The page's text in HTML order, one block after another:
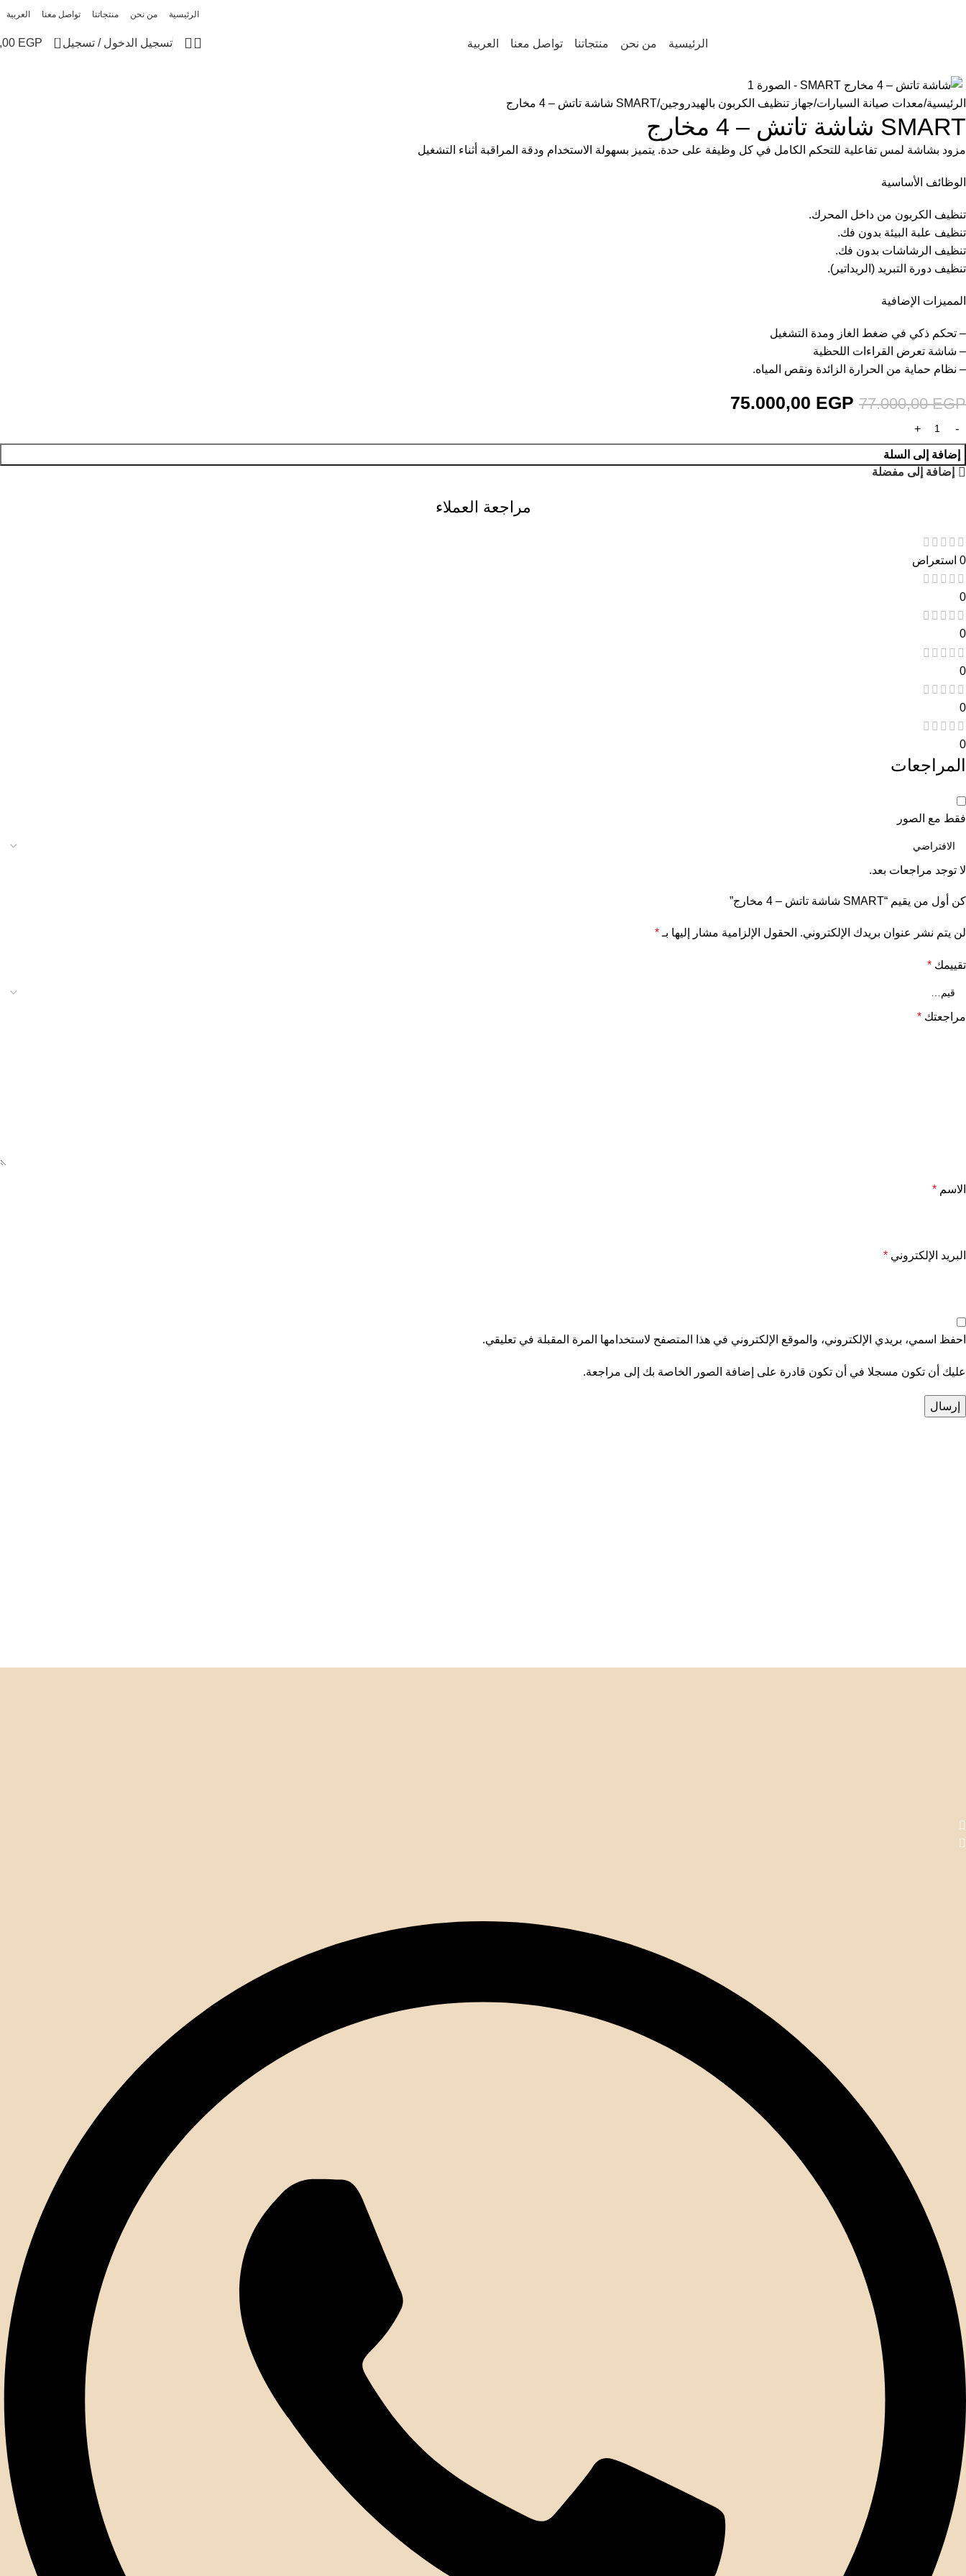
الرئيسية من نحن منتجاتنا تواصل معنا العربية
الرئيسية من نحن منتجاتنا تواصل معنا العربية تسجيل الدخول / تسجيل 0
EGP
الرئيسية معدات صيانة السيارات جهاز تنظيف الكربون بالهيدروجين SMART شاشة تاتش – 4 مخارج
SMART شاشة تاتش – 4 مخارج
مزود بشاشة لمس تفاعلية للتحكم الكامل في كل وظيفة على حدة. يتميز بسهولة الاستخدام ودقة المراقبة أثناء التشغيل
الوظائف الأساسية
تنظيف الكربون من داخل المحرك.
تنظيف علبة البيئة بدون فك.
تنظيف الرشاشات بدون فك.
تنظيف دورة التبريد (الريداتير).
المميزات الإضافية
– تحكم ذكي في ضغط الغاز ومدة التشغيل
– شاشة تعرض القراءات اللحظية
– نظام حماية من الحرارة الزائدة ونقص المياه.
77.000,00EGP
75.000,00 EGP
إضافة إلى السلة
إضافة إلى مفضلة
مراجعة العملاء
0 استعراض
0
0
0
0
0
المراجعات
فقط مع الصور
لا توجد مراجعات بعد.
كن أول من يقيم “SMART شاشة تاتش – 4 مخارج”
لن يتم نشر عنوان بريدك الإلكتروني. الحقول الإلزامية مشار إليها بـ *
تقييمك *
مراجعتك *
الاسم *
البريد الإلكتروني *
احفظ اسمي، بريدي الإلكتروني، والموقع الإلكتروني في هذا المتصفح لاستخدامها المرة المقبلة في تعليقي.
عليك أن تكون مسجلا في أن تكون قادرة على إضافة الصور الخاصة بك إلى مراجعة.